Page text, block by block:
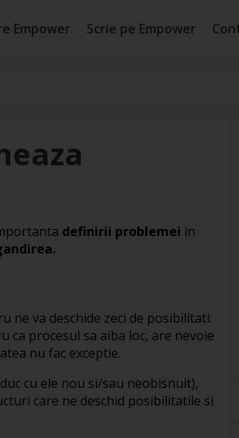
Empower Scrie pe Empower
definirii problemei in
ne va deschide zeci de posibilitati:
ca procesul sa aiba loc, are nevoie
nu fac exceptie.
cu ele nou si/sau neobisnuit),
care ne deschid posibilitatile si